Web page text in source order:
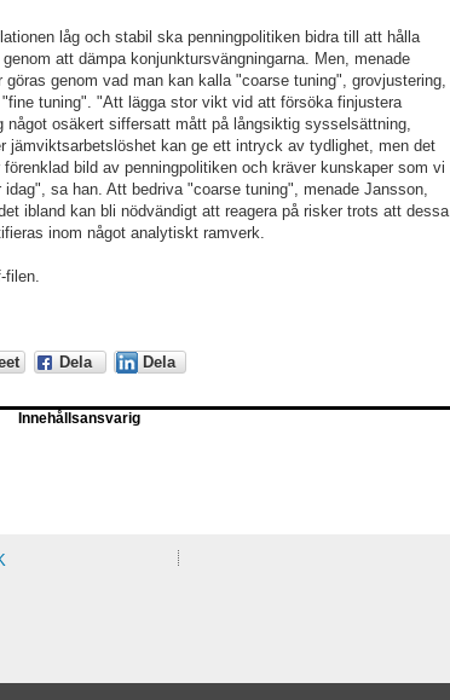
låg och stabil ska penningpolitiken bidra till att hålla
att dämpa konjunktursvängningarna. Men, menade
genom vad man kan kalla "coarse tuning", grovjustering,
"fine tuning". "Att lägga stor vikt vid att försöka finjustera
något osäkert siffersatt mått på långsiktig sysselsättning,
jämviktsarbetslöshet kan ge ett intryck av tydlighet, men det
bild av penningpolitiken och kräver kunskaper som vi
idag", sa han. Att bedriva "coarse tuning", menade Jansson,
ibland kan bli nödvändigt att reagera på risker trots att dessa
inom något analytiskt ramverk.
filen.
Dela Dela
Innehållsansvarig